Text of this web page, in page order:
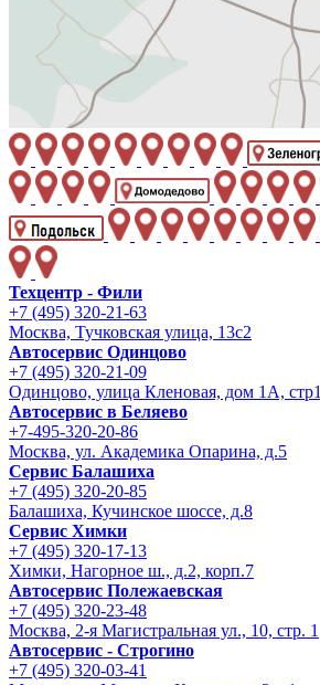
Техцентр - Фили
+7 (495) 320-21-63
Москва, Тучковская улица, 13с2
Автосервис Одинцово
+7 (495) 320-21-09
Одинцово, улица Кленовая, дом 1А, стр1
Автосервис в Беляево
+7-495-320-20-86
Москва, ул. Академика Опарина, д.5
Сервис Балашиха
+7 (495) 320-20-85
Балашиха, Кучинское шоссе, д.8
Сервис Химки
+7 (495) 320-17-13
Химки, Нагорное ш., д.2, корп.7
Автосервис Полежаевская
+7 (495) 320-23-48
Москва, 2-я Магистральная ул., 10, стр. 1
Автосервис - Строгино
+7 (495) 320-03-41